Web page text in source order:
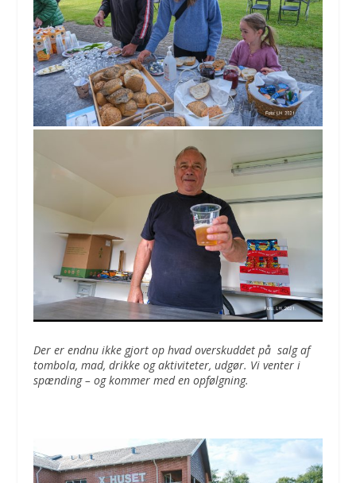
Der er endnu ikke gjort op hvad overskuddet på salg af
tombola, mad, drikke og aktiviteter, udgør. Vi venter i
spænding – og kommer med en opfølgning.